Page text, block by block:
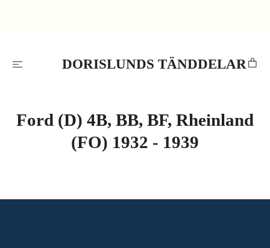
DORISLUNDS TÄNDDELAR
Ford (D) 4B, BB, BF, Rheinland
(FO) 1932 - 1939